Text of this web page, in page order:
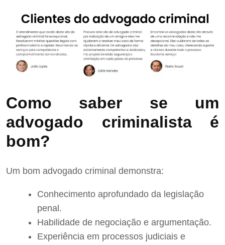
Como saber se um
advogado criminalista é
bom?
Um bom advogado criminal demonstra:
Conhecimento aprofundado da legislação
penal.
Habilidade de negociação e argumentação.
Experiência em processos judiciais e